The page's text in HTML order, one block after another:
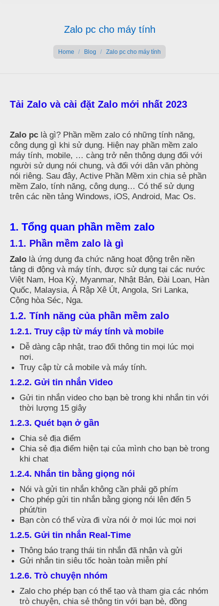
Zalo pc cho máy tính
Home Blog Zalo pc cho máy tính
Tải Zalo và cài đặt Zalo mới nhất 2023
Zalo pc là gì? Phần mềm zalo có những tính năng,
công dụng gì khi sử dụng. Hiện nay phần mềm zalo
máy tính, mobile, … càng trở nên thông dụng đối với
người sử dụng nói chung, và đối với dân văn phòng
nói riêng. Sau đây, Active Phần Mềm xin chia sẻ phần
mềm Zalo, tính năng, công dụng… Có thể sử dụng
trên các nền tảng Windows, iOS, Android, Mac Os.
1. Tổng quan phần mềm zalo
1.1. Phần mềm zalo là gì
Zalo là ứng dụng đa chức năng hoạt động trên nền
tảng di động và máy tính, được sử dụng tại các nước
Việt Nam, Hoa Kỳ, Myanmar, Nhật Bản, Đài Loan, Hàn
Quốc, Malaysia, Ả Rập Xê Út, Angola, Sri Lanka,
Cộng hòa Séc, Nga.
1.2. Tính năng của phần mềm zalo
1.2.1. Truy cập từ máy tính và mobile
Dễ dàng cập nhật, trao đổi thông tin mọi lúc mọi
nơi.
Truy cập từ cả mobile và máy tính.
1.2.2. Gửi tin nhắn Video
Gửi tin nhắn video cho bạn bè trong khi nhắn tin với
thời lượng 15 giây
1.2.3. Quét bạn ở gần
Chia sẻ địa điểm
Chia sẻ địa điểm hiện tại của mình cho bạn bè trong
khi chat
1.2.4. Nhắn tin bằng giọng nói
Nói và gửi tin nhắn không cần phải gõ phím
Cho phép gửi tin nhắn bằng giọng nói lên đến 5
phút/tin
Bạn còn có thể vừa đi vừa nói ở mọi lúc mọi nơi
1.2.5. Gửi tin nhắn Real-Time
Thông báo trạng thái tin nhắn đã nhận và gửi
Gửi nhắn tin siêu tốc hoàn toàn miễn phí
1.2.6. Trò chuyện nhóm
Zalo cho phép bạn có thể tạo và tham gia các nhóm
trò chuyện, chia sẻ thông tin với bạn bè, đồng